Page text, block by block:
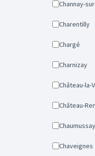
Channay-
Charentilly
Chargé
Charnizay
Château-la-
Château-
Chaumussay
Chaveignes